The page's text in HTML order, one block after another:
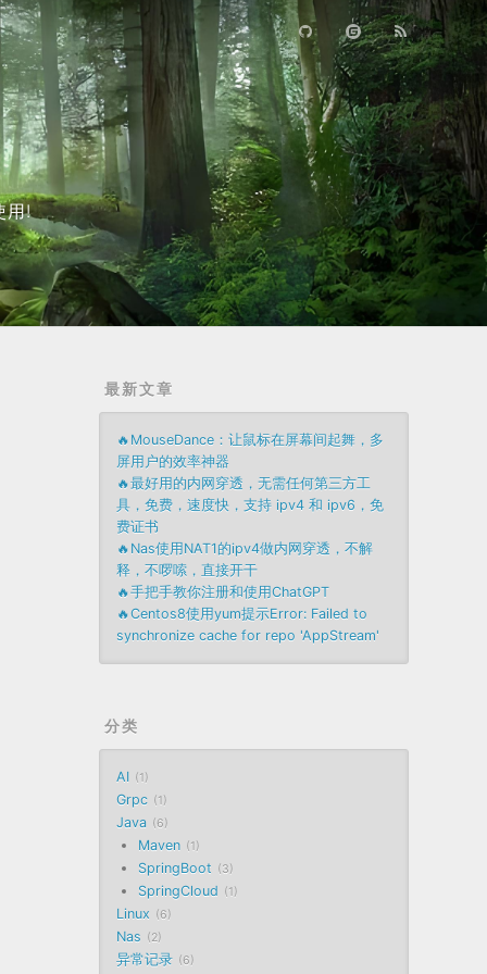
用!
最新文章
🔥MouseDance：让鼠标在屏幕间起舞，多
屏用户的效率神器
🔥最好用的内网穿透，无需任何第三方工
具，免费，速度快，支持 ipv4 和 ipv6，免
费证书
🔥Nas使用NAT1的ipv4做内网穿透，不解
释，不啰嗦，直接开干
🔥手把手教你注册和使用ChatGPT
🔥Centos8使用yum提示Error: Failed to
synchronize cache for repo 'AppStream'
分类
AI 1
Grpc 1
Java 6
Maven 1
SpringBoot 3
SpringCloud 1
Linux 6
Nas 2
异常记录 6